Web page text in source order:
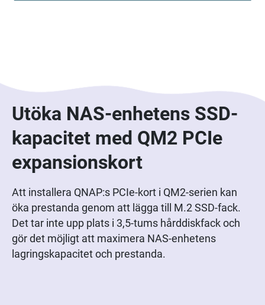
Utöka NAS-enhetens SSD-
kapacitet med QM2 PCIe
expansionskort
Att installera QNAP:s PCIe-kort i QM2-serien kan
öka prestanda genom att lägga till M.2 SSD-fack.
Det tar inte upp plats i 3,5-tums hårddiskfack och
gör det möjligt att maximera NAS-enhetens
lagringskapacitet och prestanda.